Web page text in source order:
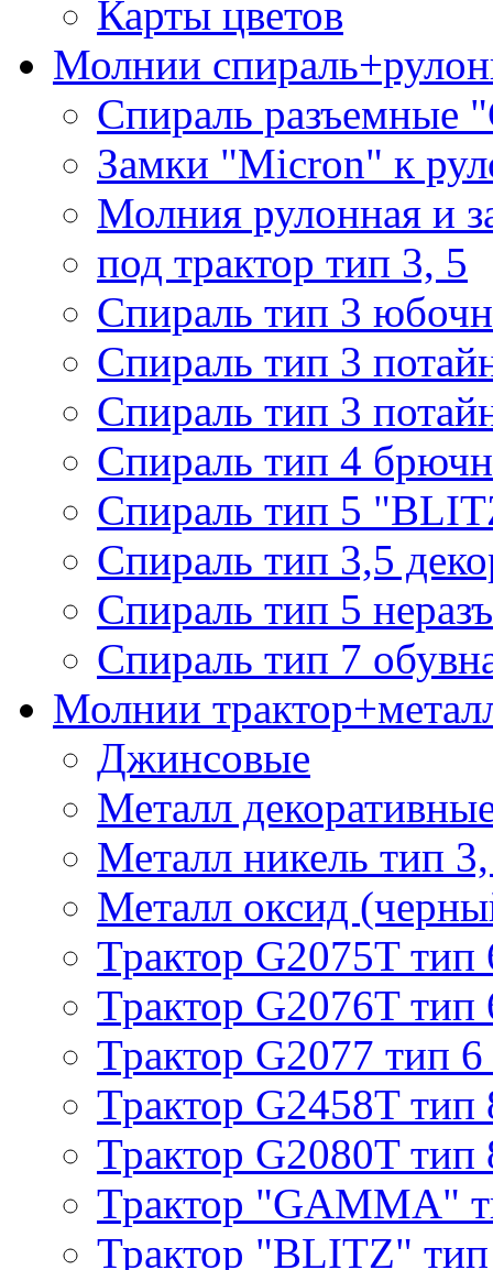
Карты цветов
Молнии
Спираль разъемные
Замки "Micron" к
Молния рулонная и
под трактор тип 3, 5
Спираль тип 3
Спираль тип 3
Спираль тип 3
Спираль тип 4
Спираль тип 5
Спираль тип 3,5
Спираль тип 5
Спираль тип 7
Молнии
Джинсовые
Металл
Металл никель тип
Металл оксид
Трактор G2075T тип
Трактор G2076T тип
Трактор G2077 тип 6
Трактор G2458T тип
Трактор G2080T тип
Трактор "GAMMA"
Трактор "BLITZ"